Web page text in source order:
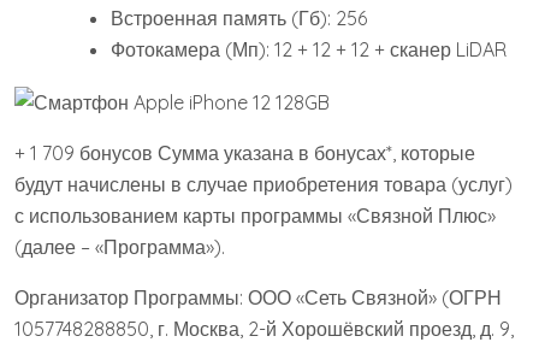
Встроенная память (Гб): 256
Фотокамера (Мп): 12 + 12 + 12 + сканер LiDAR
+ 1 709 бонусов Сумма указана в бонусах*, которые
будут начислены в случае приобретения товара (услуг)
с использованием карты программы «Связной Плюс»
(далее – «Программа»).
Организатор Программы: ООО «Сеть Связной» (ОГРН
1057748288850, г. Москва, 2-й Хорошёвский проезд, д. 9,